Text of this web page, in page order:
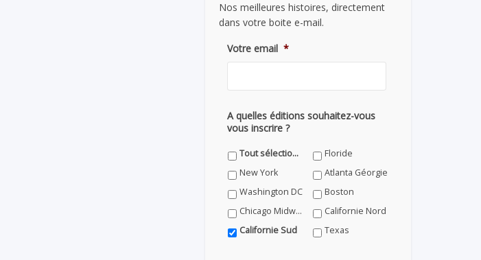
Nos meilleures histoires, directement
dans votre boite e-mail.
Votre email *
A quelles éditions souhaitez-vous
vous inscrire ?
Tout sélectionner
Floride
New York
Atlanta Géorgie
Washington DC
Boston
Chicago Midwest
Californie Nord
Californie Sud
Texas